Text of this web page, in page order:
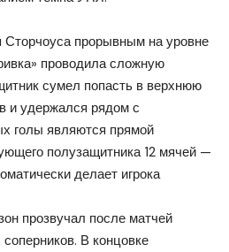
прорывным на уровне
проводила сложную
сумел попасть в верхнюю
и удержался рядом с
голы являются прямой
полузащитника 12 мячей —
делает игрока
прозвучал после матчей
В концовке